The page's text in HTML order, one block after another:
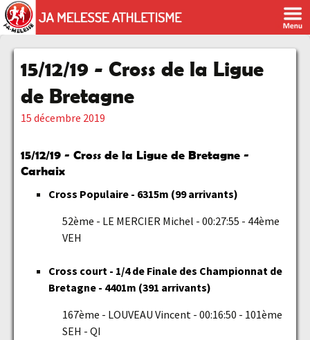
15/12/19 - Cross de la Ligue
de Bretagne
15 décembre 2019
15/12/19 - Cross de la Ligue de Bretagne -
Carhaix
Cross Populaire - 6315m (99 arrivants)
52ème - LE MERCIER Michel - 00:27:55 - 44ème
VEH
Cross court - 1/4 de Finale des Championnat de
Bretagne - 4401m (391 arrivants)
167ème - LOUVEAU Vincent - 00:16:50 - 101ème
SEH - QI